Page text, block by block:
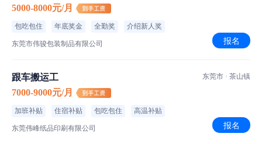
5000-8000元/月
包吃包住 年底奖金 全勤奖 介绍新人奖
东莞市伟骏包装制品有限公司 报名
跟车搬运工
7000-9000元/月
加班补贴 住宿补贴 包吃包住 高温补贴
东莞伟峰纸品印刷有限公司
东莞市 · 茶山镇
报名